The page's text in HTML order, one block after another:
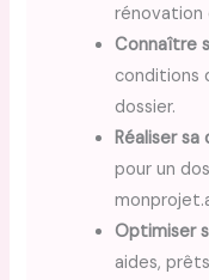
rénovation
Connaître
conditions
dossier.
Réaliser sa
pour un
Optimiser
aides,